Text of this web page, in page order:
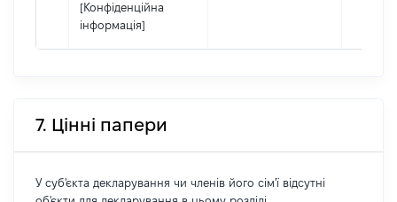
[Конфіденційна
інформація]
7. Цінні папери
У суб'єкта декларування чи членів його сім'ї відсутні